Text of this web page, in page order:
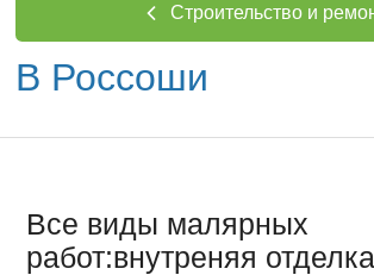
Строительство и
В Россоши
Все виды малярных
работ:внутреняя отделка